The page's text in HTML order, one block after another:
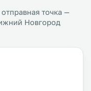
точка —
Новгород